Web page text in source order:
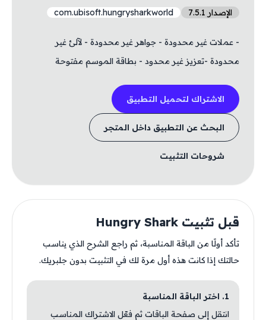
الإصدار 7.5.1 com.ubisoft.hungrysharkworld
- عملات غير محدودة - جواهر غير محدودة - لآلئ غير
محدودة -تعزيز غير محدود - بطاقة الموسم مفتوحة
الاشتراك لتحميل التطبيق
البحث عن التطبيق داخل المتجر
شروحات التثبيت
قبل تثبيت Hungry Shark
تأكد أولًا من الباقة المناسبة، ثم راجع الشرح الذي يناسب
حالتك إذا كانت هذه أول مرة لك في التثبيت بدون جلبريك.
1. اختر الباقة المناسبة
انتقل إلى صفحة الباقات ثم فعّل الاشتراك المناسب